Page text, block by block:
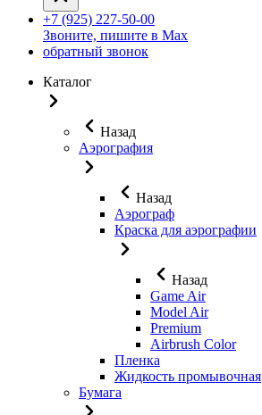
+7 (925) 227-50-00
Звоните, пишите в Max
обратный звонок
Каталог
Назад
Аэрография
Назад
Аэрограф
Краска для аэрографии
Назад
Game Air
Model Air
Premium
Airbrush Color
Пленка
Жидкость промывочная
Бумага